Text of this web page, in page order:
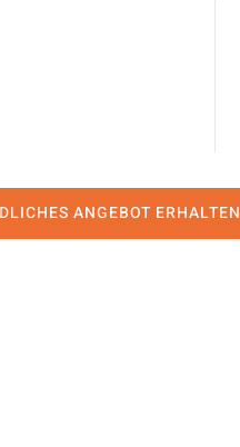
ANGEBOT ERHALTEN